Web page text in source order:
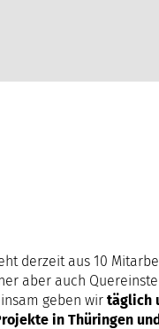
derzeit aus 10
aber auch
geben wir täglich
in Thüringen